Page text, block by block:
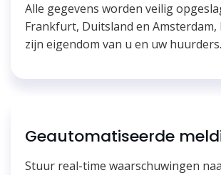
Alle gegevens worden veilig
Frankfurt, Duitsland en Amsterdam,
zijn eigendom van u en uw huurders.
Geautomatiseerde
Stuur real-time waarschuwingen